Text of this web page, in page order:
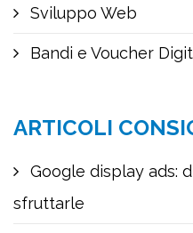
Sviluppo Web
Bandi e Voucher
ARTICOLI
Google display ads:
sfruttarle